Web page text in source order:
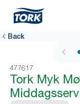
Back
477617
Tork Myk